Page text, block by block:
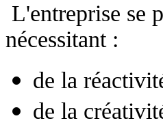
L'entreprise se
nécessitant :
de la
de la